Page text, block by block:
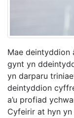
Mae deintyddion
gynt yn
yn darparu
deintyddion
a’u profiad
Cyfeirir at hyn yn